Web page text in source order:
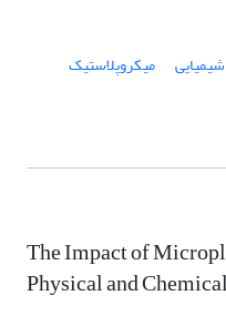
میکروپلاستیک
The Impact of
Physical and